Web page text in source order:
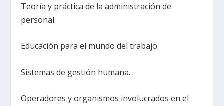
Teoría y práctica de la administración de
personal.
Educación para el mundo del trabajo.
Sistemas de gestión humana.
Operadores y organismos involucrados en el